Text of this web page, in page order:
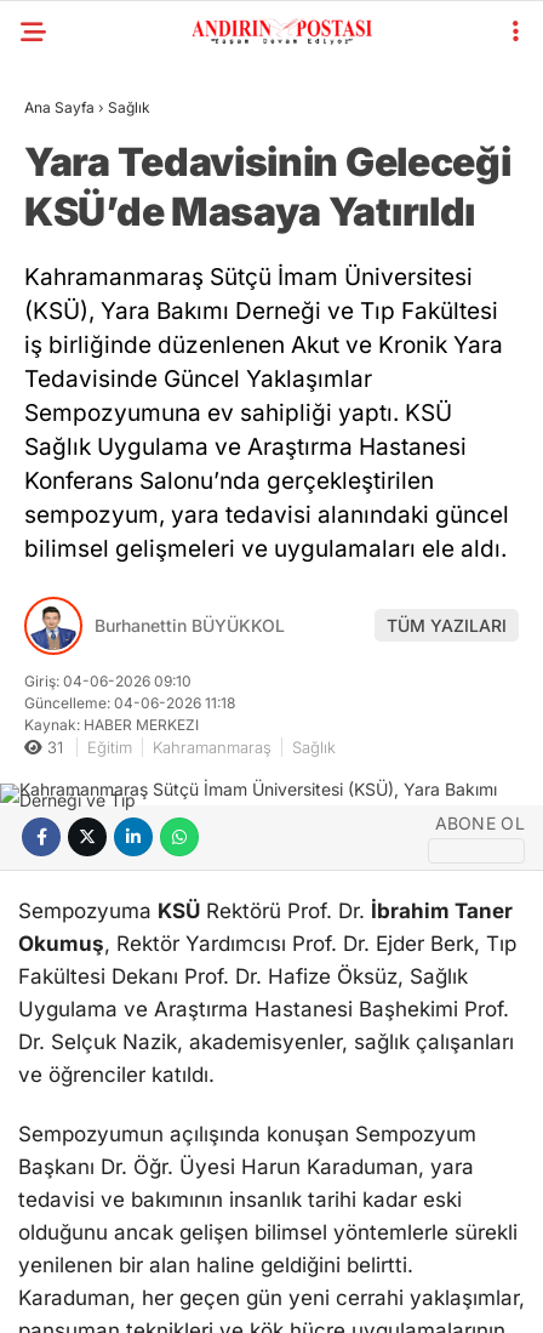
Ana Sayfa › Sağlık
Yara Tedavisinin Geleceği
KSÜ’de Masaya Yatırıldı
Kahramanmaraş Sütçü İmam Üniversitesi
(KSÜ), Yara Bakımı Derneği ve Tıp Fakültesi
iş birliğinde düzenlenen Akut ve Kronik Yara
Tedavisinde Güncel Yaklaşımlar
Sempozyumuna ev sahipliği yaptı. KSÜ
Sağlık Uygulama ve Araştırma Hastanesi
Konferans Salonu’nda gerçekleştirilen
sempozyum, yara tedavisi alanındaki güncel
bilimsel gelişmeleri ve uygulamaları ele aldı.
Burhanettin BÜYÜKKOL TÜM YAZILARI
Giriş: 04-06-2026 09:10
Güncelleme: 04-06-2026 11:18
Kaynak: HABER MERKEZI
31 Eğitim Kahramanmaraş Sağlık
ABONE OL
Sempozyuma KSÜ Rektörü Prof. Dr. İbrahim Taner
Okumuş, Rektör Yardımcısı Prof. Dr. Ejder Berk, Tıp
Fakültesi Dekanı Prof. Dr. Hafize Öksüz, Sağlık
Uygulama ve Araştırma Hastanesi Başhekimi Prof.
Dr. Selçuk Nazik, akademisyenler, sağlık çalışanları
ve öğrenciler katıldı.
Sempozyumun açılışında konuşan Sempozyum
Başkanı Dr. Öğr. Üyesi Harun Karaduman, yara
tedavisi ve bakımının insanlık tarihi kadar eski
olduğunu ancak gelişen bilimsel yöntemlerle sürekli
yenilenen bir alan haline geldiğini belirtti.
Karaduman, her geçen gün yeni cerrahi yaklaşımlar,